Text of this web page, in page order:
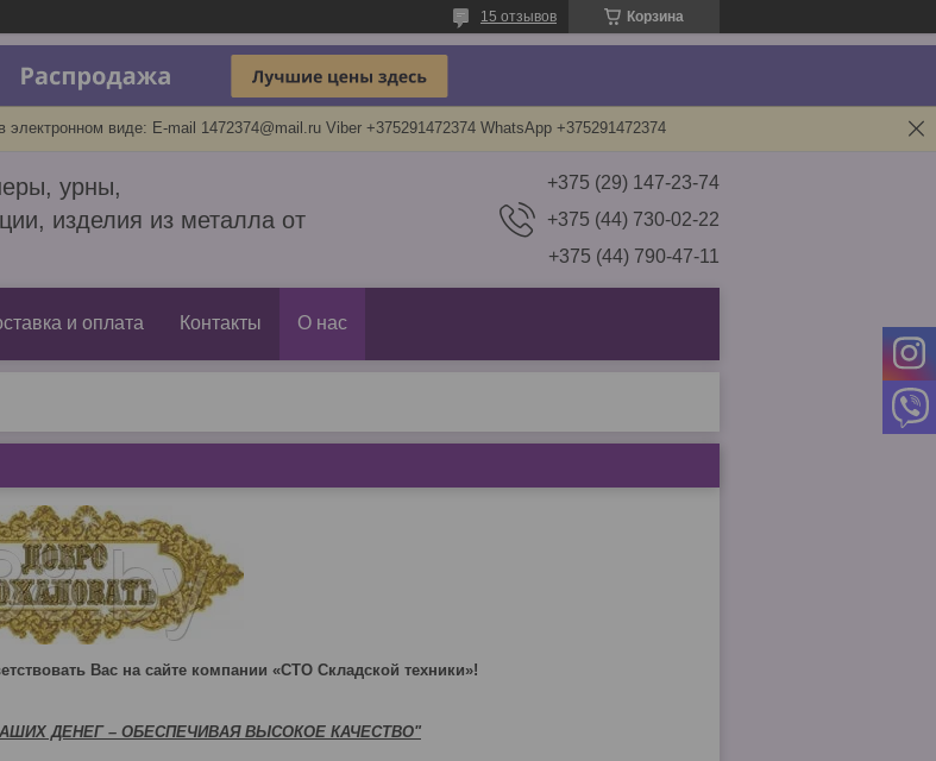
Корзина
15 отзывов
виде: E-mail 1472374@mail.ru Viber +375291472374 WhatsApp +375291472374
урны,
изделия из металла от
+375 (29) 147-23-74
+375 (44) 730-02-22
+375 (44) 790-47-11
и оплата Контакты О нас
Вас на сайте компании «СТО Складской техники»!
ДЕНЕГ – ОБЕСПЕЧИВАЯ ВЫСОКОЕ КАЧЕСТВО"